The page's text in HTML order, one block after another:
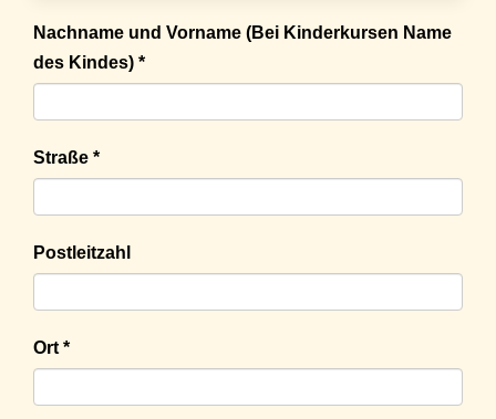
Nachname und Vorname (Bei Kinderkursen Name
des Kindes) *
Straße *
Postleitzahl
Ort *